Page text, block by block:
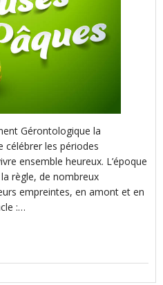
Gérontologique la
célébrer les périodes
ensemble heureux. L’époque
règle, de nombreux
empreintes, en amont et en
:…